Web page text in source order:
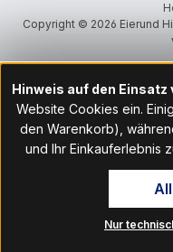
Copyright © 2026 Eierund
Hinweis auf den Einsatz
Website Cookies ein.
den Warenkorb),
und Ihr Einkauferlebnis
notwendigen Cookies
Klick auf "Nur technisch
Zugang zu den Cookie-
unserer Website im
Nur